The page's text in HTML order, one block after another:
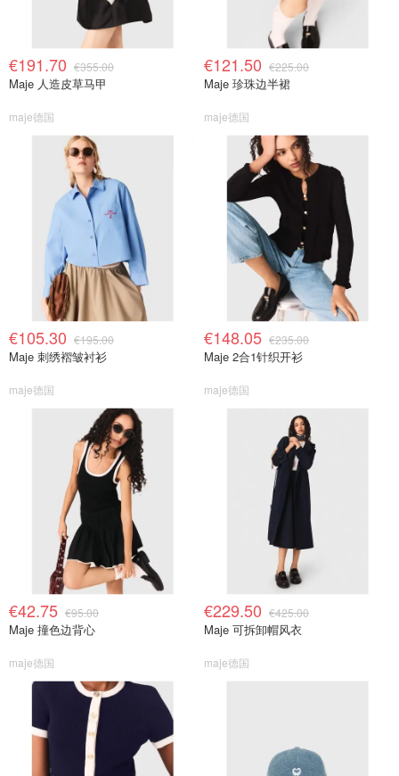
€191.70 €355.00
Maje 人造皮草马甲
maje德国
€121.50 €225.00
Maje 珍珠边半裙
maje德国
€105.30 €195.00
Maje 刺绣褶皱衬衫
maje德国
€148.05 €235.00
Maje 2合1针织开衫
maje德国
€42.75 €95.00
Maje 撞色边背心
maje德国
€229.50 €425.00
Maje 可拆卸帽风衣
maje德国